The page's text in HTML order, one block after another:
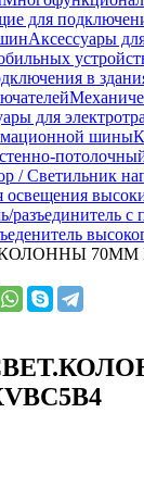
для
Аксессуары
в
для
шины
/ Светильник
освещения
разъединитель с
70ММ